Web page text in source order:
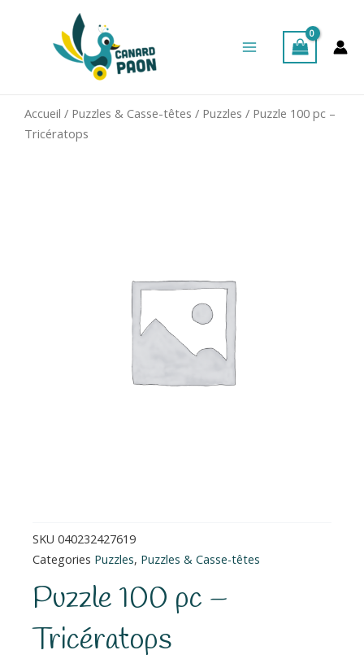
Menu
Accueil / Puzzles & Casse-têtes / Puzzles / Puzzle 100 pc –
Tricératops
SKU 040232427619
Categories Puzzles, Puzzles & Casse-têtes
Puzzle 100 pc –
Tricératops